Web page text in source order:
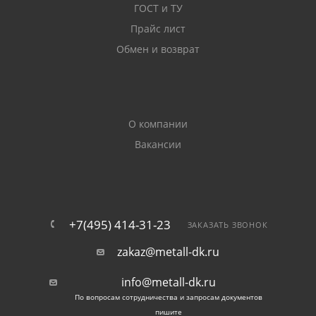
Фасонные изделия изготавливаются из
углеродистых сплавов, соответствующих ГОСТ 380.
Полки уголков имеют одинаковую ширину.
Готовые равнобокие уголки из-за особенностей Г-
образной конструкции с ребром жесткости
Отличия от других
металлоизделий
ГОСТ и ТУ
Прайс лист
Обмен и возврат
О компании
Вакансии
+7(495) 414-31-23 ЗАКАЗАТЬ ЗВОНОК
zakaz@metall-dk.ru
info@metall-dk.ru
По вопросам сотрудничества и запросам документов
пишите